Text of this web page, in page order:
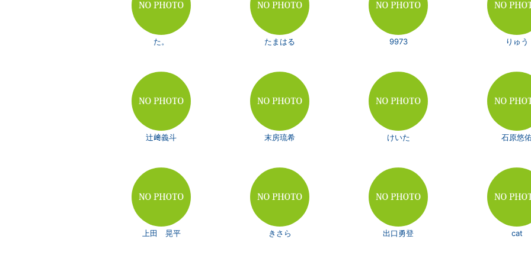
た。 たまはる 9973 りゅう
辻﨑義斗 末房琉希 けいた 石原悠
上田 晃平 きさら 出口勇登 cat